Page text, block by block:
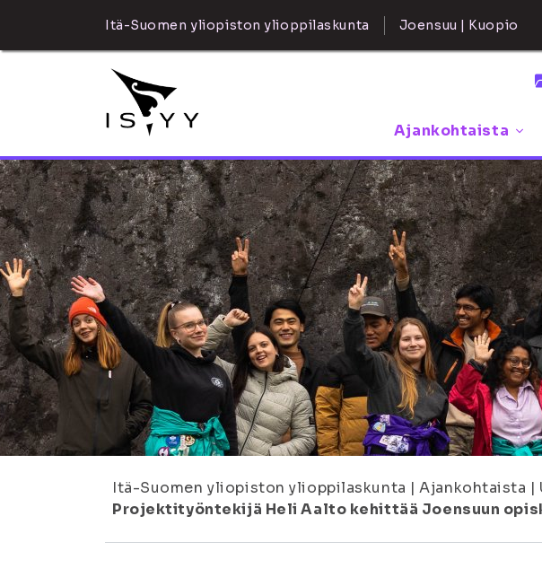
Itä-Suomen yliopiston ylioppilaskunta Joensuu | Kuopio
Ajankohtaista
Itä-Suomen yliopiston ylioppilaskunta | Ajankohtaista |
Projektityöntekijä Heli Aalto kehittää Joensuun